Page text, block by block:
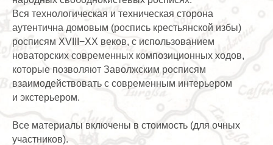
Вся технологическая и техническая сторона
аутентична домовым (роспись крестьянской избы)
росписям XVIII−XX веков, с использованием
новаторских современных композиционных ходов,
которые позволяют Заволжским росписям
взаимодействовать с современным интерьером
и экстерьером.
Все материалы включены в стоимость (для очных
участников).